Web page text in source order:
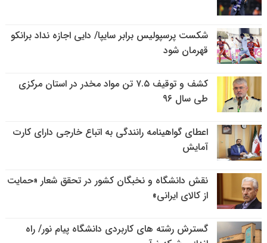
شکست پرسپولیس برابر سایپا/ دایی اجازه نداد برانکو
قهرمان شود
کشف و توقیف ۷.۵ تن مواد مخدر در استان مرکزی
طی سال ۹۶
اعطای گواهینامه رانندگی به اتباع خارجی دارای کارت
آمایش
نقش دانشگاه و نخبگان کشور در تحقق شعار «حمایت
از کالای ایرانی»
گسترش رشته های کاربردی دانشگاه پیام نور/ راه